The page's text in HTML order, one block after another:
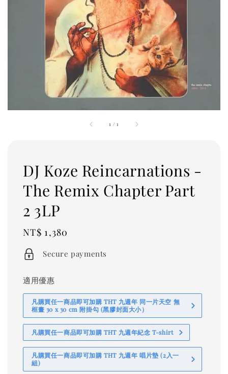
1 /1
DJ Koze Reincarnations -
The Remix Chapter Part
2 3LP
Regular
price
NT$ 1,380
Secure payments
適用優惠
凡購買任一商品即可加購 THT 九週年 同一片天空 無
框畫 30 x 30 cm 附掛勾 (黑膠封面大小）
凡購買任一商品即可加購 THT 九週年紀念 T-shirt
凡購買任一商品即可加購 THT 九週年 唱片墊 (2入一
組)